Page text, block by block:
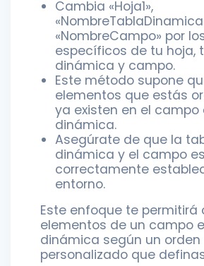
Cambia «Hoja1»,
«NombreCampo» por
específicos de tu hoja,
dinámica y campo.
Este método supone
elementos que estás
ya existen en el
dinámica.
Asegúrate de que la
dinámica y el campo
correctamente
entorno.
Este enfoque te permitirá
elementos de un campo
dinámica según un orden
personalizado que